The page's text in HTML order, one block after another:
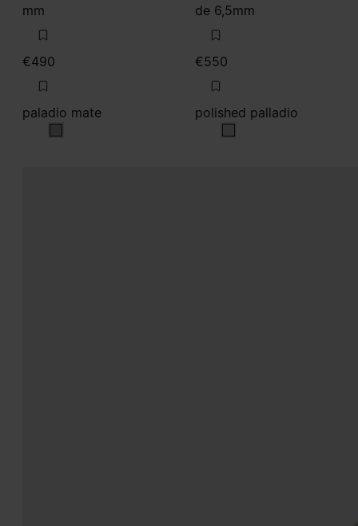
mm
€490
paladio mate
paladio mate
de 6,5mm
€550
polished palladio
polished palladio